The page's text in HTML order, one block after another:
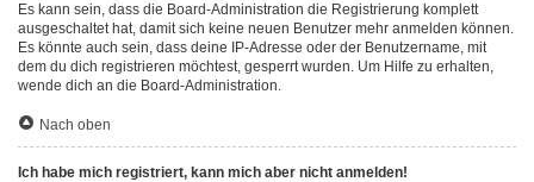
Es kann sein, dass die Board-Administration die Registrierung komplett
ausgeschaltet hat, damit sich keine neuen Benutzer mehr anmelden können.
Es könnte auch sein, dass deine IP-Adresse oder der Benutzername, mit
dem du dich registrieren möchtest, gesperrt wurden. Um Hilfe zu erhalten,
wende dich an die Board-Administration.
Nach oben
Ich habe mich registriert, kann mich aber nicht anmelden!